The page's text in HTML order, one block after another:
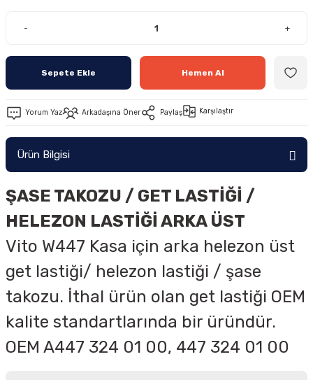
- +
Sepete Ekle Hemen Al
Yorum Yaz Arkadaşına Öner Paylaş Karşılaştır
Ürün Bilgisi
ŞASE TAKOZU / GET LASTİĞİ /
HELEZON LASTİĞİ ARKA ÜST
Vito W447 Kasa için arka helezon üst
get lastiği/ helezon lastiği / şase
takozu. İthal ürün olan get lastiği OEM
kalite standartlarında bir üründür.
OEM A447 324 01 00, 447 324 01 00